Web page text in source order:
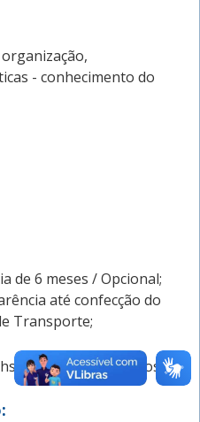
- conhecimento do
de 6 meses / Opcional;
até confecção do
Transporte;
/ Sábados alternados de
: